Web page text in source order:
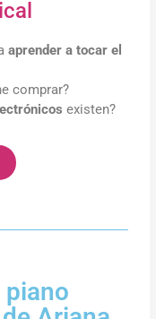
aprender a tocar el
comprar?
existen?
piano